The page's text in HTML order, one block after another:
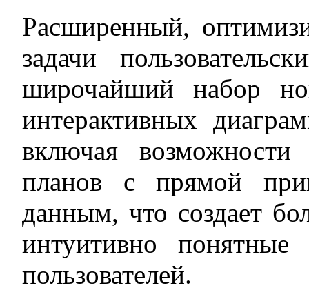
Расширенный,
задачи
широчайший набор
интерактивных
включая
планов с прямой
данным, что создает
интуитивно
пользователей.